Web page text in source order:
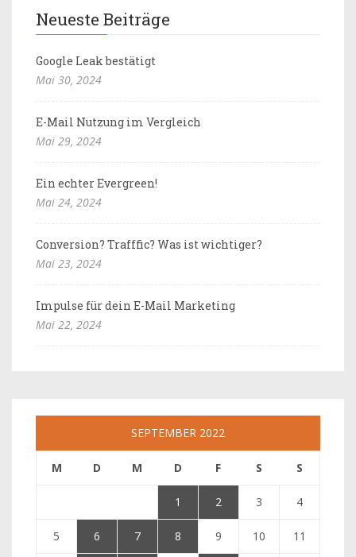
Neueste Beiträge
Google Leak bestätigt
Mai 30, 2024
E-Mail Nutzung im Vergleich
Mai 29, 2024
Ein echter Evergreen!
Mai 24, 2024
Conversion? Trafffic? Was ist wichtiger?
Mai 23, 2024
Impulse für dein E-Mail Marketing
Mai 22, 2024
SEPTEMBER 2022
M D M D F S S
1 2 3 4
5 6 7 8 9 10 11